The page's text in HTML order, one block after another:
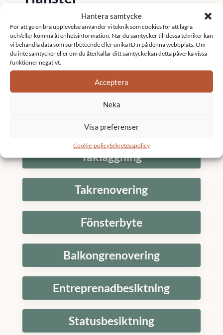
Hantera samtycke
För att ge en bra upplevelse använder vi teknik som cookies för att lagra
och/eller komma åt enhetsinformation. När du samtycker till dessa tekniker kan
vi behandla data som surfbeteende eller unika ID:n på denna webbplats. Om
du inte samtycker eller om du återkallar ditt samtycke kan detta påverka vissa
funktioner negativt.
Acceptera
Neka
Visa preferenser
Cookie-policySekretesspolicy
Fastighetsförvaltning
Underhållsplan
K3 Bostadsrättsförening
Stambyte
Takläggning
Takrenovering
Fönsterbyte
Balkongrenovering
Entreprenadbesiktning
Statusbesiktning